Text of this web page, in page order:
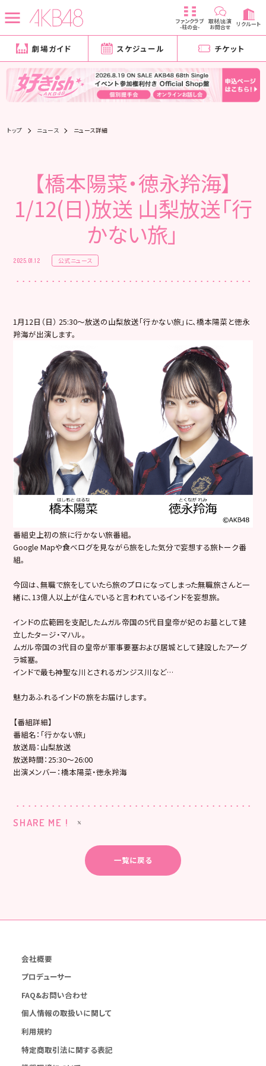
ファンクラブ
-柱の会-
取材/出演
お問合せ リクルート
劇場ガイド スケジュール チケット
トップ ニュース ニュース詳細
【橋本陽菜・徳永羚海】
1/12(日)放送 山梨放送「行
かない旅」
2025.01.12 公式ニュース
1月12日（日） 25:30〜放送の山梨放送「行かない旅」に、橋本陽菜と徳永
羚海が出演します。
番組史上初の旅に行かない旅番組。
Google Mapや食べログを見ながら旅をした気分で妄想する旅トーク番
組。
今回は、無職で旅をしていたら旅のプロになってしまった無職旅さんと一
緒に、13億人以上が住んでいると言われているインドを妄想旅。
インドの広範囲を支配したムガル帝国の5代目皇帝が妃のお墓として建
立したタージ・マハル。
ムガル帝国の3代目の皇帝が軍事要塞および居城として建設したアーグ
ラ城塞。
インドで最も神聖な川とされるガンジス川など…
魅力あふれるインドの旅をお届けします。
【番組詳細】
番組名：「行かない旅」
放送局：山梨放送
放送時間：25:30〜26:00
出演メンバー：橋本陽菜・徳永羚海
SHARE ME !
一覧に戻る
会社概要
プロデューサー
FAQ&お問い合わせ
個人情報の取扱いに関して
利用規約
特定商取引法に関する表記